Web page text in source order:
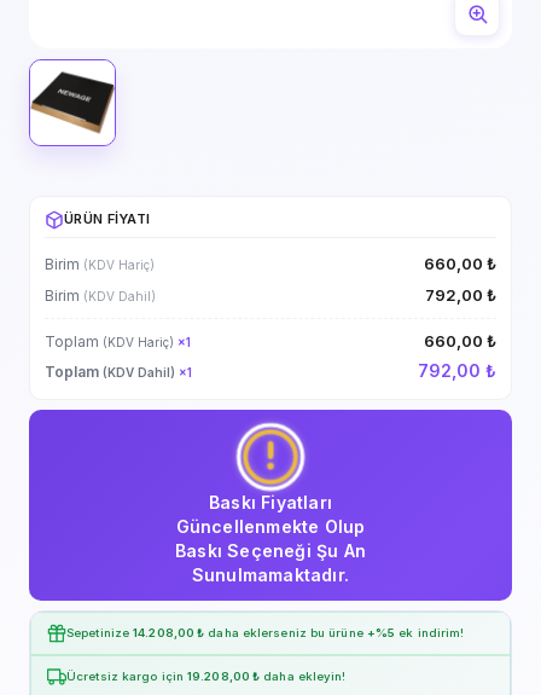
ÜRÜN FIYATI
Birim (KDV Hariç) 660,00 ₺
Birim (KDV Dahil) 792,00 ₺
Toplam (KDV Hariç) ×1 660,00 ₺
Toplam (KDV Dahil) ×1 792,00 ₺
Baskı Fiyatları
Güncellenmekte Olup
Baskı Seçeneği Şu An
Sunulmamaktadır.
Sepetinize14.208,00 ₺ daha eklerseniz bu ürüne +%5 ek indirim!
Ücretsiz kargo için 19.208,00 ₺ daha ekleyin!